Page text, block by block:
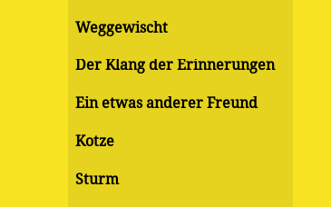
Weggewischt
Der Klang der Erinnerungen
Ein etwas anderer Freund
Kotze
Sturm